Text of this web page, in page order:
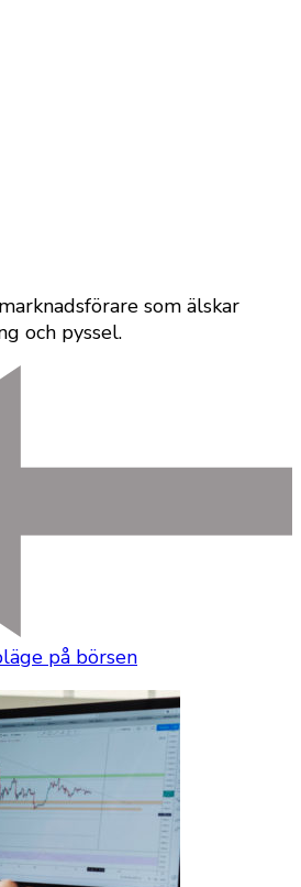
som älskar
och pyssel.
på börsen